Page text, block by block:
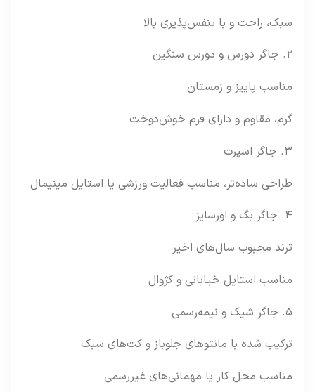
سبک، راحت و با تنفس‌پذیری بالا
۲. جاگر دورس و دورس سنگین
مناسب پاییز و زمستان
گرم، مقاوم و دارای فرم خوش‌دوخت
۳. جاگر اسپرت
طراحی ساده‌تر، مناسب فعالیت ورزشی یا استایل مینیمال
۴. جاگر بگ و اورسایز
ترند محبوب سال‌های اخیر
مناسب استایل خیابانی و کژوال
۵. جاگر شیک و نیمه‌رسمی
ترکیب شده با مانتوهای جلوباز و کت‌های سبک
مناسب محل کار یا مهمانی‌های غیررسمی